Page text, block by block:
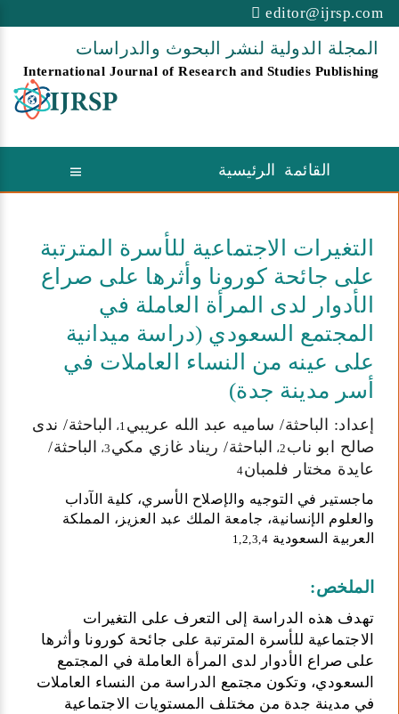
editor@ijrsp.com
المجلة الدولية لنشر البحوث والدراسات
International Journal of Research and Studies Publishing
القائمة الرئيسية
التغيرات الاجتماعية للأسرة المترتبة
على جائحة كورونا وأثرها على صراع
الأدوار لدى المرأة العاملة في
المجتمع السعودي (دراسة ميدانية
على عينه من النساء العاملات في
أسر مدينة جدة)
إعداد: الباحثة/ ساميه عبد الله عريبي 1،
الباحثة/ ندى
صالح ابو ناب 2، الباحثة/ ريناد غازي مكي 3،
الباحثة/
عايدة مختار فلمبان4
ماجستير في التوجيه والإصلاح الأسري، كلية الآداب
والعلوم الإنسانية، جامعة الملك عبد العزيز، المملكة
العربية السعودية 1,2,3,4
الملخص:
تهدف هذه الدراسة إلى التعرف على التغيرات
الاجتماعية للأسرة المترتبة على جائحة كورونا وأثرها
على صراع الأدوار لدى المرأة العاملة في المجتمع
السعودي، وتكون مجتمع الدراسة من النساء العاملات
في مدينة جدة من مختلف المستويات الاجتماعية